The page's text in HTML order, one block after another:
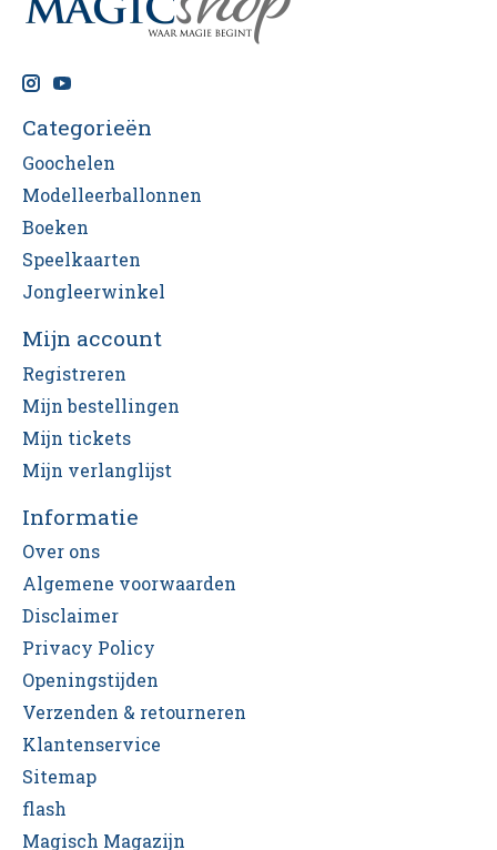
Categorieën
Goochelen
Modelleerballonnen
Boeken
Speelkaarten
Jongleerwinkel
Mijn account
Registreren
Mijn bestellingen
Mijn tickets
Mijn verlanglijst
Informatie
Over ons
Algemene voorwaarden
Disclaimer
Privacy Policy
Openingstijden
Verzenden & retourneren
Klantenservice
Sitemap
flash
Magisch Magazijn